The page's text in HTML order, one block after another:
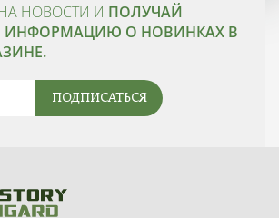
НОВОСТИ И ПОЛУЧАЙ
ИНФОРМАЦИЮ О НОВИНКАХ В
ПОДПИСАТЬСЯ